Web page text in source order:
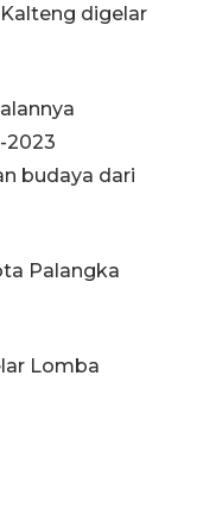
digelar
2023
budaya dari
Palangka
Lomba